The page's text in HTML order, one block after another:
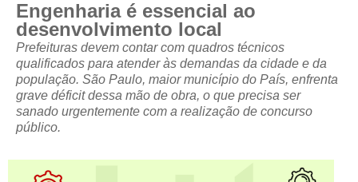
CRESCE BRASIL
CONSELHO TECNOLÓGICO
HISTÓRICO E ATUAÇÃO
COMPOSIÇÃO
Engenharia é essencial ao
desenvolvimento local
Prefeituras devem contar com quadros técnicos
qualificados para atender às demandas da cidade e da
população. São Paulo, maior município do País, enfrenta
grave déficit dessa mão de obra, o que precisa ser
sanado urgentemente com a realização de concurso
público.